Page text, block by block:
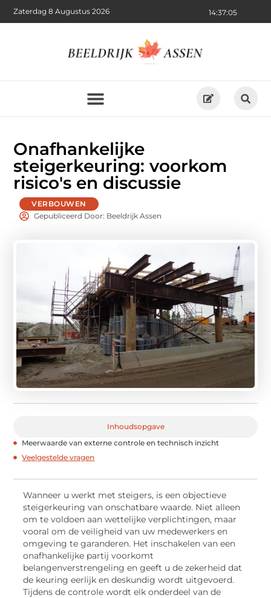
14:37:06
Zaterdag 8 Augustus 2026
Onafhankelijke
steigerkeuring: voorkom
risico's en discussie
VERBOUWEN
Gepubliceerd Door: Beeldrijk Assen
Inhoudsopgave
Meerwaarde van externe controle en technisch inzicht
Veelgestelde vragen
Wanneer u werkt met steigers, is een objectieve
steigerkeuring van onschatbare waarde. Niet alleen
om te voldoen aan wettelijke verplichtingen, maar
vooral om de veiligheid van uw medewerkers en
omgeving te garanderen. Het inschakelen van een
onafhankelijke partij voorkomt
belangenverstrengeling en geeft u de zekerheid dat
de keuring eerlijk en deskundig wordt uitgevoerd.
Tijdens de controle wordt elk onderdeel van de